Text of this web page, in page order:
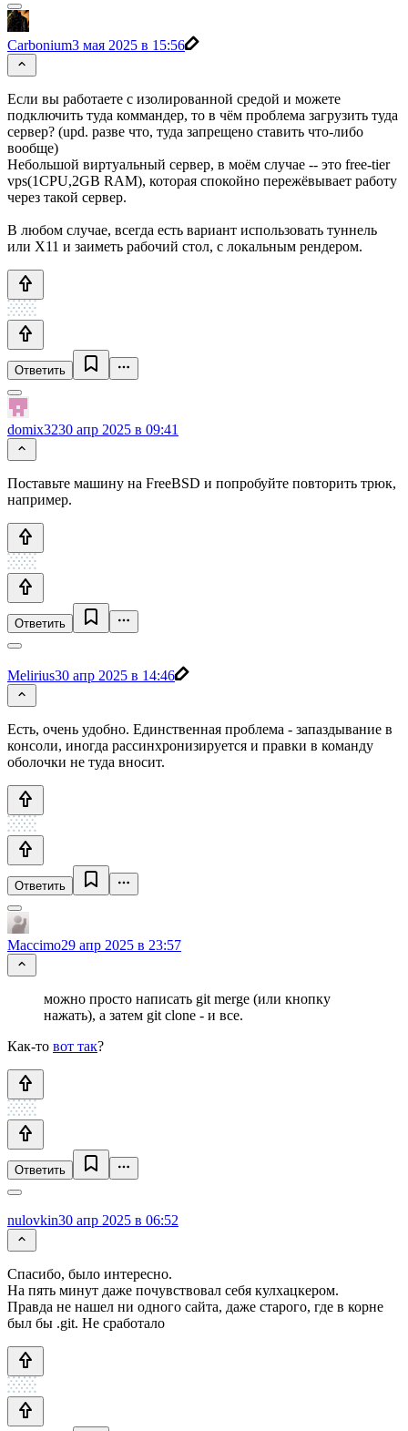
Carbonium3 мая 2025 в 15:56
Если вы работаете с изолированной средой и можете
подключить туда коммандер, то в чём проблема загрузить туда
сервер? (upd. разве что, туда запрещено ставить что-либо
вообще)
Небольшой виртуальный сервер, в моём случае -- это free-tier
vps(1CPU,2GB RAM), которая спокойно пережёвывает работу
через такой сервер.
В любом случае, всегда есть вариант использовать туннель
или X11 и заиметь рабочий стол, с локальным рендером.
Ответить
domix3230 апр 2025 в 09:41
Поставьте машину на FreeBSD и попробуйте повторить трюк,
например.
Ответить
Melirius30 апр 2025 в 14:46
Есть, очень удобно. Единственная проблема - запаздывание в
консоли, иногда рассинхронизируется и правки в команду
оболочки не туда вносит.
Ответить
Maccimo29 апр 2025 в 23:57
можно просто написать git merge (или кнопку
нажать), а затем git clone - и все.
Как-то вот так?
Ответить
nulovkin30 апр 2025 в 06:52
Спасибо, было интересно.
На пять минут даже почувствовал себя кулхацкером.
Правда не нашел ни одного сайта, даже старого, где в корне
был бы .git. Не сработало